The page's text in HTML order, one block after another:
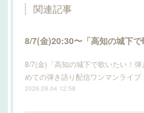
関連記事
8/7(金)「高知の城下で歌いたい！
めての弾き語り配信ワンマンライブ
2026.08.04 12:58